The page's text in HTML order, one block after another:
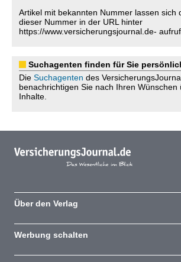
Artikel mit bekannten Nummer lassen sich
dieser Nummer in der URL hinter
https://www.versicherungsjournal.de-
Suchagenten finden für Sie
Die Suchagenten des
benachrichtigen Sie nach Ihren Wünschen
Inhalte.
Über den Verlag
Werbung schalten